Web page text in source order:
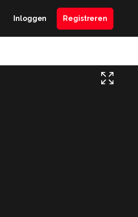
Inloggen Registreren